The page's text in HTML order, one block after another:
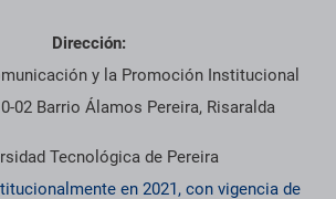
Dirección:
y la Promoción Institucional
02 Barrio Álamos Pereira, Risaralda
Tecnológica de Pereira
en 2021, con vigencia de